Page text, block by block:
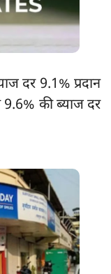
दर 9.1% प्रदान
की ब्याज दर